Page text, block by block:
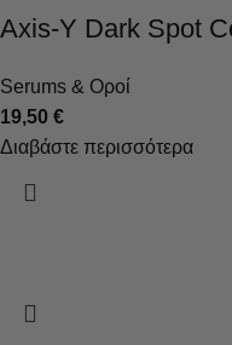
Axis-Y Dark Spot
Serums & Οροί
19,50 €
Διαβάστε περισσότερα